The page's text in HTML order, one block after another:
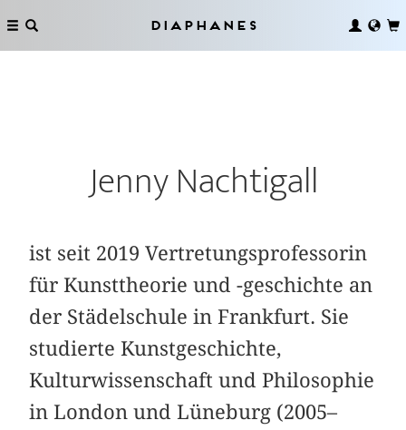
Diaphanes
Jenny Nachtigall
ist seit 2019 Vertretungsprofessorin
für Kunsttheorie und -geschichte an
der Städelschule in Frankfurt. Sie
studierte Kunstgeschichte,
Kulturwissenschaft und Philosophie
in London und Lüneburg (2005–